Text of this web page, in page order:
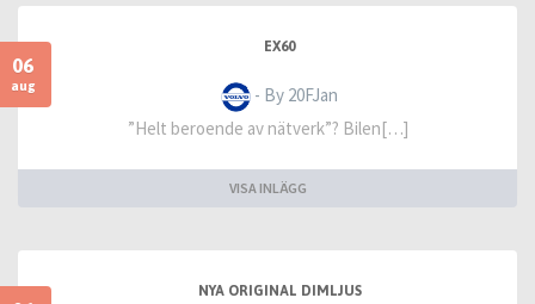
06
aug
EX60
- By 20FJan
”Helt beroende av nätverk”? Bilen[…]
VISA INLÄGG
NYA ORIGINAL DIMLJUS